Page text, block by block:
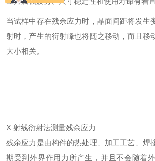
当试样中存在残余应力时，晶面间距将发生
射时，产生的衍射峰也将随之移动，而且移
大小相关。
X 射线衍射法测量残余应力
残余应力是由构件的热处理、加工工艺、焊
期受到外界作用力所产生，并且不会随着